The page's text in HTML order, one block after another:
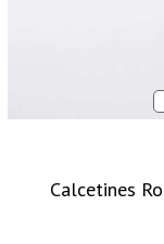
Calcetines